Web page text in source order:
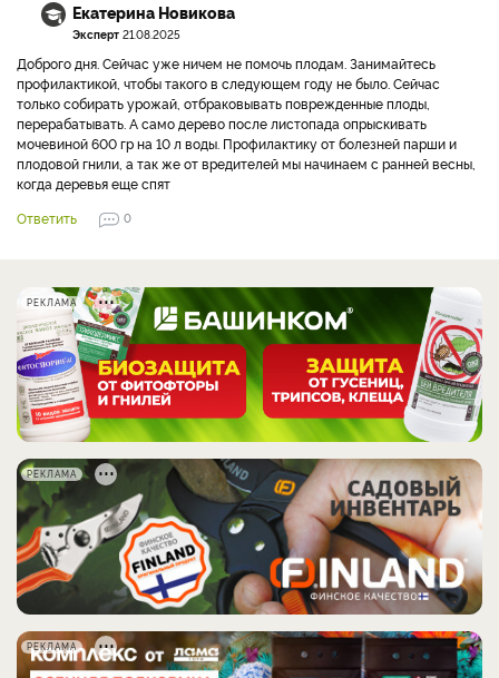
Екатерина Новикова
Эксперт 21.08.2025
Доброго дня. Сейчас уже ничем не помочь плодам. Занимайтесь
профилактикой, чтобы такого в следующем году не было. Сейчас
только собирать урожай, отбраковывать поврежденные плоды,
перерабатывать. А само дерево после листопада опрыскивать
мочевиной 600 гр на 10 л воды. Профилактику от болезней парши и
плодовой гнили, а так же от вредителей мы начинаем с ранней весны,
когда деревья еще спят
Ответить
0
РЕКЛАМА
РЕКЛАМА
РЕКЛАМА